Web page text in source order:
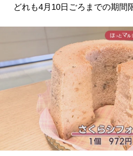
どれも4月10日ごろまでの期間